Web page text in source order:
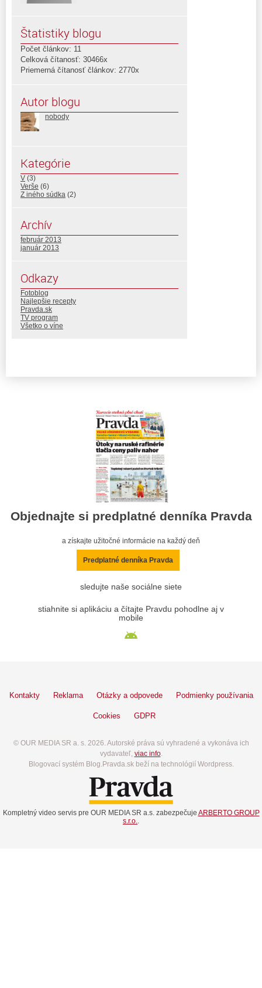
Štatistiky blogu
Počet článkov: 11
Celková čítanosť: 30466x
Priemerná čítanosť článkov: 2770x
Autor blogu
nobody
Kategórie
V (3)
Verše (6)
Z iného súdka (2)
Archív
február 2013
január 2013
Odkazy
Fotoblog
Najlepšie recepty
Pravda.sk
TV program
Všetko o víne
Objednajte si predplatné denníka Pravda
a získajte užitočné informácie na každý deň
Predplatné denníka Pravda
sledujte naše sociálne siete
stiahnite si aplikáciu a čítajte Pravdu pohodlne aj v
mobile
Kontakty Reklama Otázky a odpovede Podmienky používania
Cookies GDPR
© OUR MEDIA SR a. s. 2026. Autorské práva sú vyhradené a vykonáva ich
vydavateľ, viac info.
Blogovací systém Blog.Pravda.sk beží na technológií Wordpress.
Kompletný video servis pre OUR MEDIA SR a.s. zabezpečuje ARBERTO GROUP
s.r.o..